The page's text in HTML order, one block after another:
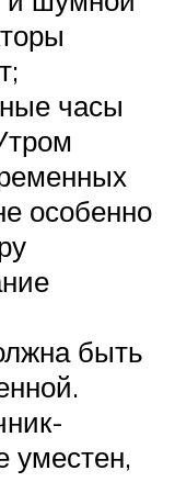
часы
особенно
быть
уместен,